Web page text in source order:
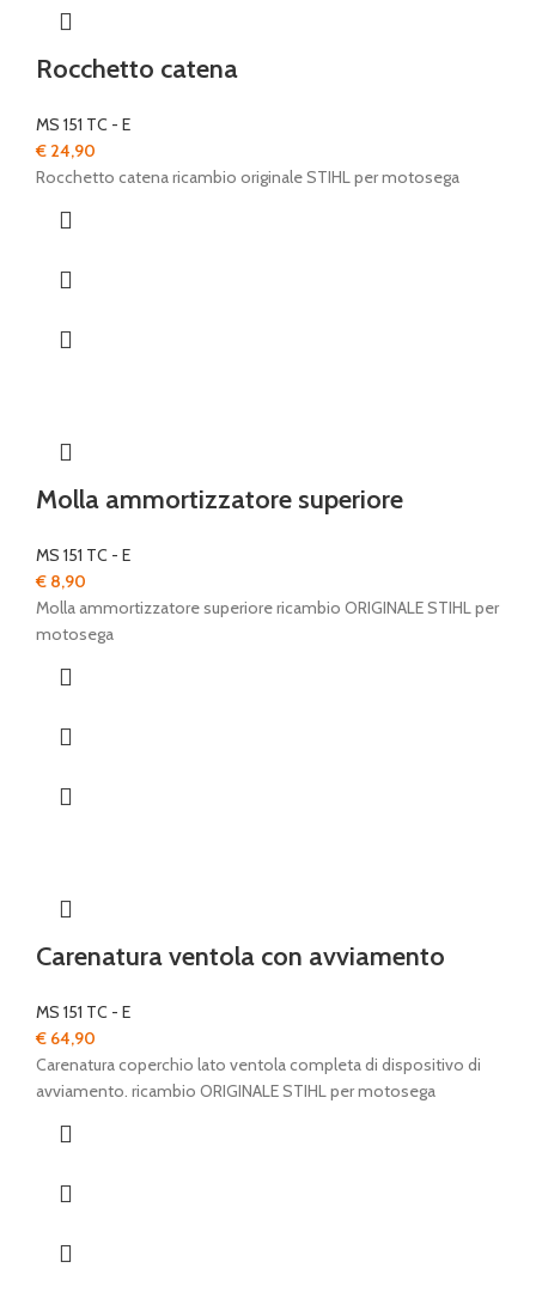
Rocchetto catena
MS 151 TC - E
€ 24,90
Rocchetto catena ricambio originale STIHL per motosega
Molla ammortizzatore superiore
MS 151 TC - E
€ 8,90
Molla ammortizzatore superiore ricambio ORIGINALE STIHL per
motosega
Carenatura ventola con avviamento
MS 151 TC - E
€ 64,90
Carenatura coperchio lato ventola completa di dispositivo di
avviamento. ricambio ORIGINALE STIHL per motosega